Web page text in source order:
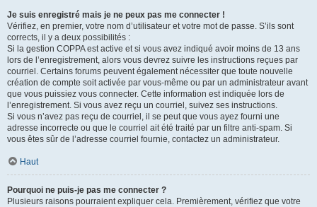
Je suis enregistré mais je ne peux pas me connecter !
Vérifiez, en premier, votre nom d’utilisateur et votre mot de passe. S’ils sont
corrects, il y a deux possibilités :
Si la gestion COPPA est active et si vous avez indiqué avoir moins de 13 ans
lors de l’enregistrement, alors vous devrez suivre les instructions reçues par
courriel. Certains forums peuvent également nécessiter que toute nouvelle
création de compte soit activée par vous-même ou par un administrateur avant
que vous puissiez vous connecter. Cette information est indiquée lors de
l’enregistrement. Si vous avez reçu un courriel, suivez ses instructions.
Si vous n’avez pas reçu de courriel, il se peut que vous ayez fourni une
adresse incorrecte ou que le courriel ait été traité par un filtre anti-spam. Si
vous êtes sûr de l’adresse courriel fournie, contactez un administrateur.
Haut
Pourquoi ne puis-je pas me connecter ?
Plusieurs raisons pourraient expliquer cela. Premièrement, vérifiez que votre